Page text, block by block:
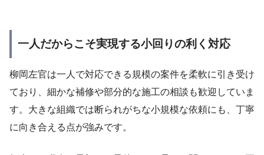
一人だからこそ実現する小回りの利く対応
柳岡左官は一人で対応できる規模の案件を柔軟に引き受け
ており、細かな補修や部分的な施工の相談も歓迎していま
す。大きな組織では断られがちな小規模な依頼にも、丁寧
に向き合える点が強みです。